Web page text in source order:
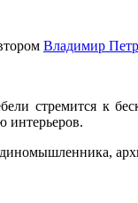
Владимир
стремится к
интерьеров.